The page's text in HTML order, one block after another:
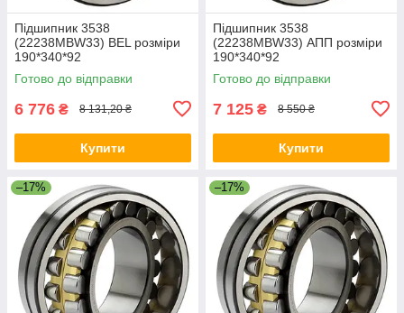
Підшипник 3538
(22238MBW33) BEL розміри
190*340*92
Готово до відправки
6 776 ₴ 8 131,20 ₴
Купити
Підшипник 3538
(22238MBW33) АПП розміри
190*340*92
Готово до відправки
7 125 ₴ 8 550 ₴
Купити
–17% –17%